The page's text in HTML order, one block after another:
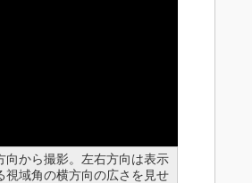
向から撮影。左右方向は表示
視域角の横方向の広さを見せ